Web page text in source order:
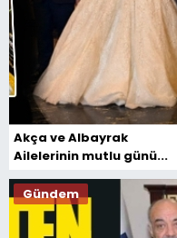
Akça ve Albayrak
Ailelerinin mutlu günü...
Gündem